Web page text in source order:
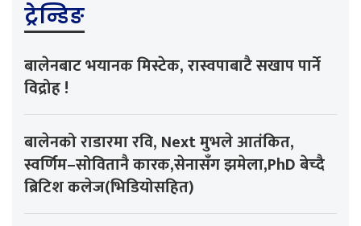
ट्रेन्डिङ
बालेनबाट भयानक मिस्टेक, रास्वपाबाटै सखाप पार्ने
विद्रोह !
बालेनको राडारमा रवि, Next मुभले आतंकित,
स्वर्णिम–सोवितानै कारक,सेनासँग झमेला,PhD बेच्दै
ब्रिटिश कलेज(भिडियोसहित)